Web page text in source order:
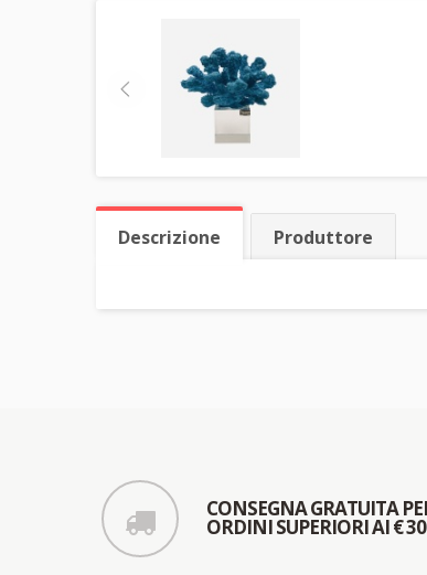
Descrizione Produttore
CONSEGNA GRATUITA
ORDINI SUPERIORI AI €